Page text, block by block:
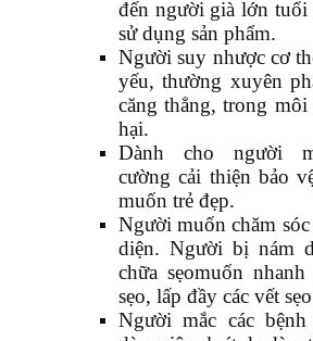
đến người già lớn tuổi
sử dụng sản phẩm.
Người suy nhược cơ
yếu, thường xuyên
căng thẳng, trong
hại.
Dành cho người
cường cải thiện bảo
muốn trẻ đẹp.
Người muốn chăm sóc
diện. Người bị nám
chữa sẹomuốn
sẹo, lấp đầy các vết
Người mắc các